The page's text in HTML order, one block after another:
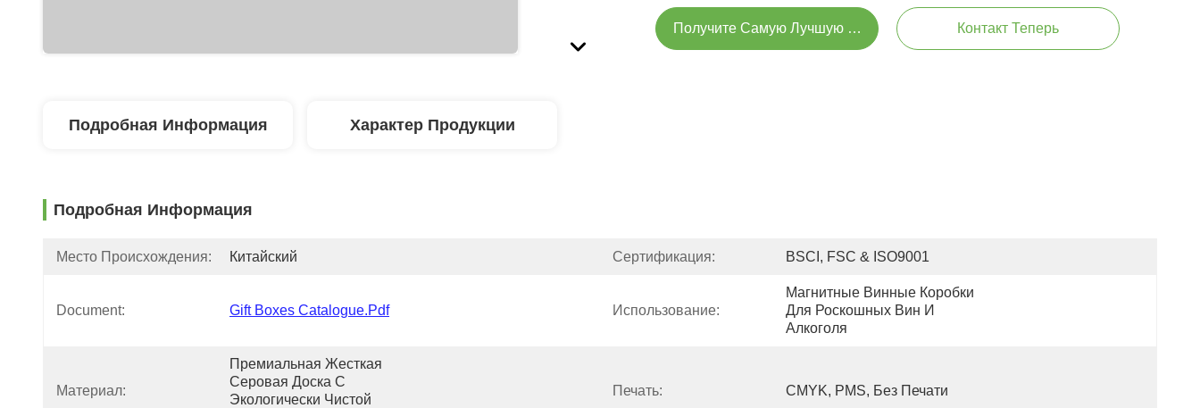
Получите Самую Лучшую Цену Контакт Теперь
Подробная Информация Характер Продукции
Подробная Информация
Место Происхождения: Китайский Сертификация: BSCI, FSC & ISO9001
Document: Gift Boxes Catalogue.pdf Использование:
Магнитные Винные Коробки
Для Роскошных Вин И
Алкоголя
Материал:
Премиальная Жесткая
Серовая Доска С
Экологически Чистой
Печать: CMYK, PMS, Без Печати